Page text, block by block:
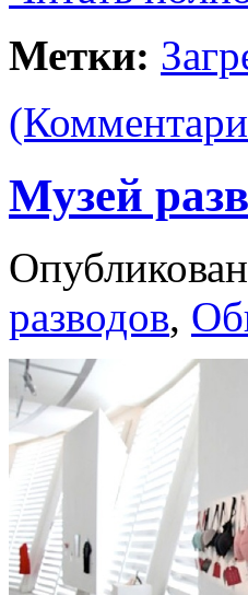
Метки:
Музей
разводов,